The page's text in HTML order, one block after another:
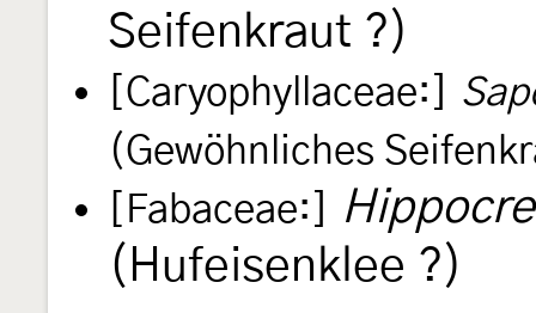
Seifenkraut ?)
[Caryophyllaceae:]
(Gewöhnliches
[Fabaceae:]
(Hufeisenklee ?)